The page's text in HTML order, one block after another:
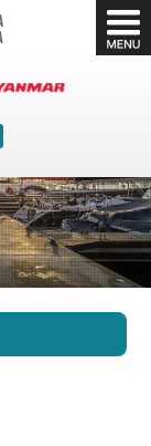
ート販売